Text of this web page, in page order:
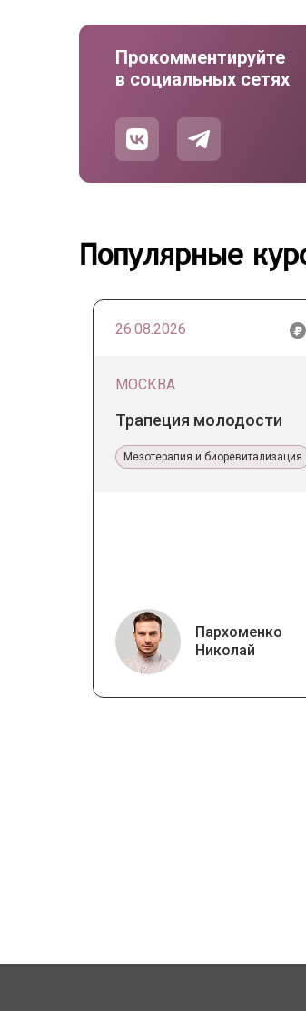
Прокомментируйте
в социальных сетях
Популярные
26.08.2026
МОСКВА
Трапеция молодости
Мезотерапия и биоревитализация
Пархоменко
Николай